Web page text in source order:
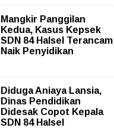
Mangkir Panggilan
Kedua, Kasus Kepsek
SDN 84 Halsel Terancam
Naik Penyidikan
Diduga Aniaya Lansia,
Dinas Pendidikan
Didesak Copot Kepala
SDN 84 Halsel